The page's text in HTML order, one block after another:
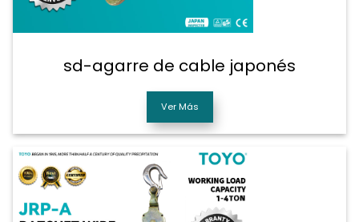
sd-agarre de cable japonés
Ver Más